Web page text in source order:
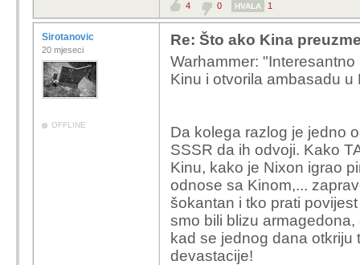
4 0 HVALA 1
Sirotanovic
20 mjeseci
OFFLINE
Re: Što ako Kina
Warhammer:
Kinu i otvorila ambasadu u
Da kolega razlog je jedno
SSSR da ih odvoji. Kako
Kinu, kako je Nixon igrao
odnose sa Kinom,...
šokantan i tko prati
smo bili blizu
kad se jednog dana
devastacije!